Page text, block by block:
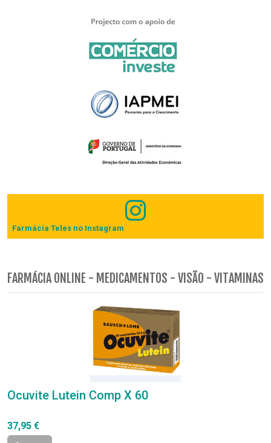
Farmácia Teles no Instagram
FARMÁCIA ONLINE - MEDICAMENTOS - VISÃO - VITAMINAS
Ocuvite Lutein Comp X 60
37,95 €